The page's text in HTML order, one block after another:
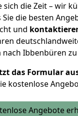
sich die Zeit – wir
die besten
und
nach Ibbenbüren
das Formular
kostenlose
Angebote